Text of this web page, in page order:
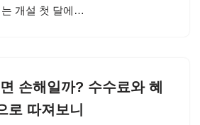
개설 첫 달에…
손해일까? 수수료와 혜
로 따져보니